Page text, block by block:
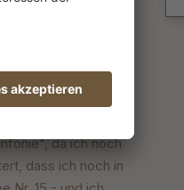
erfrischend
da ich noch
dass ich noch in